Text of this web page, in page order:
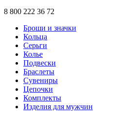
8 800 222 36 72
Броши и значки
Кольца
Серьги
Колье
Подвески
Браслеты
Сувениры
Цепочки
Комплекты
Изделия для мужчин